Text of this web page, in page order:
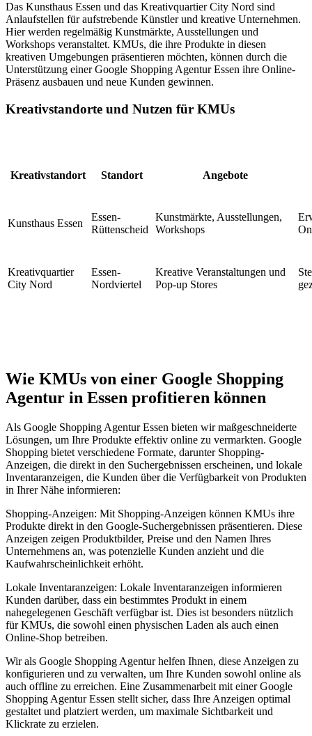
Das Kunsthaus Essen und das Kreativquartier City Nord sind
Anlaufstellen für aufstrebende Künstler und kreative Unternehmen.
Hier werden regelmäßig Kunstmärkte, Ausstellungen und
Workshops veranstaltet. KMUs, die ihre Produkte in diesen
kreativen Umgebungen präsentieren möchten, können durch die
Unterstützung einer Google Shopping Agentur Essen ihre Online-
Präsenz ausbauen und neue Kunden gewinnen.
Kreativstandorte und Nutzen für KMUs
Kreativstandort Standort Angebote
Kunsthaus Essen
Essen-
Rüttenscheid
Kunstmärkte, Ausstellungen,
Workshops
Kreativquartier
City Nord
Essen-
Nordviertel
Kreative Veranstaltungen und
Pop-up Stores
Wie KMUs von einer Google Shopping
Agentur in Essen profitieren können
Als Google Shopping Agentur Essen bieten wir maßgeschneiderte
Lösungen, um Ihre Produkte effektiv online zu vermarkten. Google
Shopping bietet verschiedene Formate, darunter Shopping-
Anzeigen, die direkt in den Suchergebnissen erscheinen, und lokale
Inventaranzeigen, die Kunden über die Verfügbarkeit von Produkten
in Ihrer Nähe informieren:
Shopping-Anzeigen: Mit Shopping-Anzeigen können KMUs ihre
Produkte direkt in den Google-Suchergebnissen präsentieren. Diese
Anzeigen zeigen Produktbilder, Preise und den Namen Ihres
Unternehmens an, was potenzielle Kunden anzieht und die
Kaufwahrscheinlichkeit erhöht.
Lokale Inventaranzeigen: Lokale Inventaranzeigen informieren
Kunden darüber, dass ein bestimmtes Produkt in einem
nahegelegenen Geschäft verfügbar ist. Dies ist besonders nützlich
für KMUs, die sowohl einen physischen Laden als auch einen
Online-Shop betreiben.
Wir als Google Shopping Agentur helfen Ihnen, diese Anzeigen zu
konfigurieren und zu verwalten, um Ihre Kunden sowohl online als
auch offline zu erreichen. Eine Zusammenarbeit mit einer Google
Shopping Agentur Essen stellt sicher, dass Ihre Anzeigen optimal
gestaltet und platziert werden, um maximale Sichtbarkeit und
Klickrate zu erzielen.